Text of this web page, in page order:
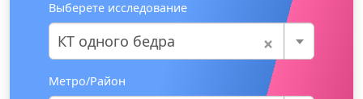
Выберете исследование
×
КТ одного бедра
Метро/Район